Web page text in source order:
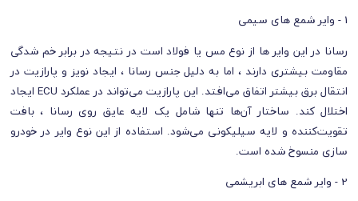
1 - وایر شمع‌ های سیمی
رسانا در این وایر ها از نوع مس یا فولاد است در نتیجه در برابر خم‌ شدگی
مقاومت بیشتری دارند ، اما به دلیل جنس رسانا ، ایجاد نویز و پارازیت در
انتقال برق بیشتر اتفاق می‌افتد. این پارازیت می‌تواند در عملکرد ECU ایجاد
اختلال کند. ساختار آن‌ها تنها شامل یک لایه عایق روی رسانا ، بافت
تقویت‌کننده و لایه‌ سیلیکونی می‌شود. استفاده از این نوع وایر در خودرو
سازی منسوخ شده است.
2 - وایر شمع‌ های ابریشمی